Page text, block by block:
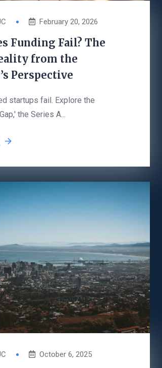
February 20, 2026
Funding Fail? The
from the
Perspective
startups fail. Explore the
the Series A...
October 6, 2025